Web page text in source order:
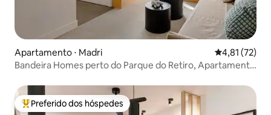
Apartamento ⋅ Madri 4,81 de uma
4,81 (72)
Bandeira Homes perto do Parque do Retiro, Apartamento
Entre os melhores preferidos dos hóspedes
Preferido dos hóspedes